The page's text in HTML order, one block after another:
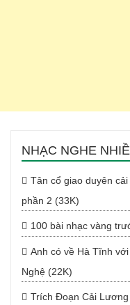
NHẠC NGHE
Tân cổ giao duyên
phần 2 (33K)
100 bài nhạc vàng
Anh có về Hà Tĩnh
Nghệ (22K)
Trích Đoạn Cải